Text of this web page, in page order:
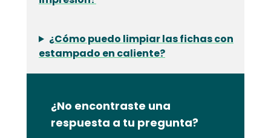
¿Cómo puedo limpiar las fichas con
estampado en caliente?
¿No encontraste una
respuesta a tu pregunta?